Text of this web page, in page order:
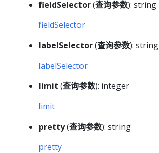
fieldSelector(查询参数): string
fieldSelector
labelSelector(查询参数): string
labelSelector
limit (查询参数): integer
limit
pretty(查询参数): string
pretty